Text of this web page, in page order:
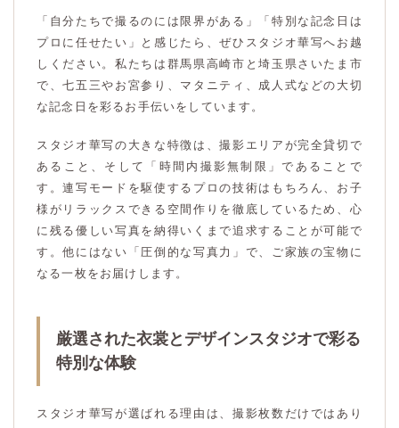
「自分たちで撮るのには限界がある」「特別な記念日は
プロに任せたい」と感じたら、ぜひスタジオ華写へお越
しください。私たちは群馬県高崎市と埼玉県さいたま市
で、七五三やお宮参り、マタニティ、成人式などの大切
な記念日を彩るお手伝いをしています。
スタジオ華写の大きな特徴は、撮影エリアが完全貸切で
あること、そして「時間内撮影無制限」であることで
す。連写モードを駆使するプロの技術はもちろん、お子
様がリラックスできる空間作りを徹底しているため、心
に残る優しい写真を納得いくまで追求することが可能で
す。他にはない「圧倒的な写真力」で、ご家族の宝物に
なる一枚をお届けします。
厳選された衣裳とデザインスタジオで彩る
特別な体験
スタジオ華写が選ばれる理由は、撮影枚数だけではあり